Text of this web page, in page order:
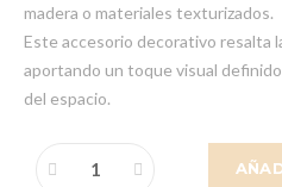
madera o materiales texturizados.
Este accesorio decorativo resalta
aportando un toque visual
del espacio.